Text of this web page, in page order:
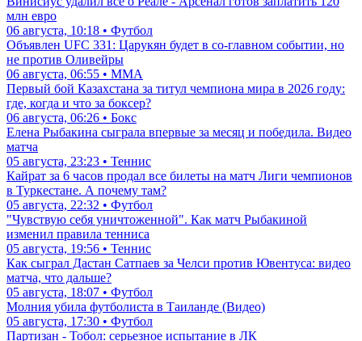
млн евро
06 августа, 10:18 • Футбол
Объявлен UFC 331: Царукян будет в со-главном событии, но
не против Оливейры
06 августа, 06:55 • ММА
Первый бой Казахстана за титул чемпиона мира в 2026 году:
где, когда и что за боксер?
06 августа, 06:26 • Бокс
Елена Рыбакина сыграла впервые за месяц и победила. Видео
матча
05 августа, 23:23 • Теннис
Кайрат за 6 часов продал все билеты на матч Лиги чемпионов
в Туркестане. А почему там?
05 августа, 22:32 • Футбол
"Чувствую себя уничтоженной". Как матч Рыбакиной
изменил правила тенниса
05 августа, 19:56 • Теннис
Как сыграл Дастан Сатпаев за Челси против Ювентуса: видео
матча, что дальше?
05 августа, 18:07 • Футбол
Молния убила футболиста в Таиланде (Видео)
05 августа, 17:30 • Футбол
Партизан - Тобол: серьезное испытание в ЛК